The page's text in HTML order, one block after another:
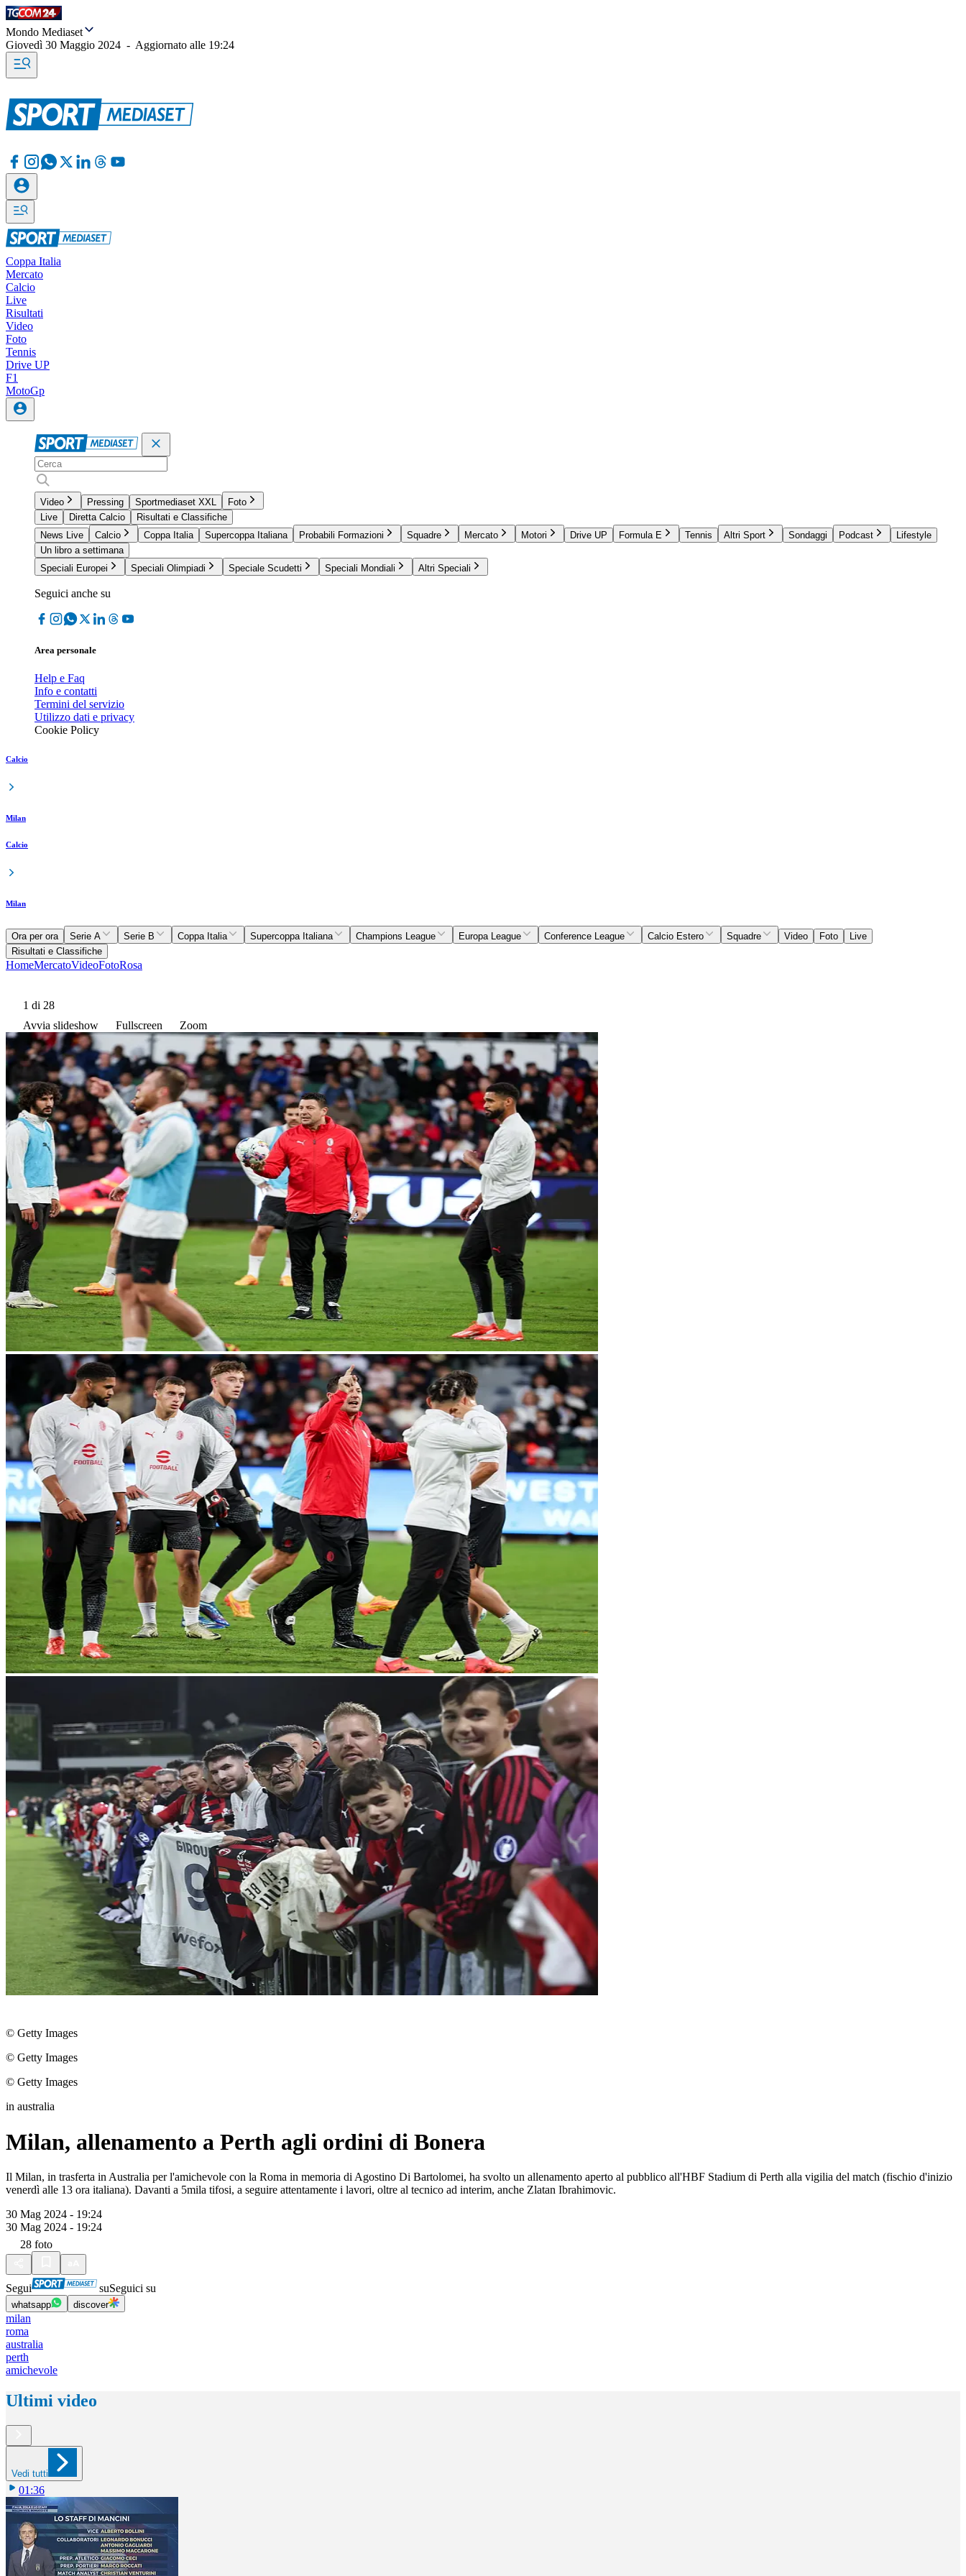
Mondo Mediaset
Giovedì 30 Maggio 2024 - Aggiornato alle 19:24
Coppa Italia
Mercato
Calcio
Live
Risultati
Video
Foto
Tennis
Drive UP
F1
MotoGp
Video Pressing Sportmediaset XXL
Foto
Live
Diretta Calcio
Risultati e Classifiche
News Live
Calcio Coppa Italia Supercoppa Italiana Probabili Formazioni Squadre Mercato Motori Drive UP Formula E Tennis Altri Sport Sondaggi Podcast
Lifestyle
Un libro a settimana
Speciali Europei
Speciali Olimpiadi Speciale Scudetti Speciali Mondiali Altri Speciali
Seguici anche su
Area personale
Help e Faq
Info e contatti
Termini del servizio
Utilizzo dati e privacy
Cookie Policy
Calcio
Milan
Calcio
Milan
Ora per ora Serie A Serie B Coppa Italia Supercoppa Italiana Champions League Europa League Conference League Calcio Estero Squadre Video Foto
Live
Risultati e Classifiche
HomeMercatoVideoFotoRosa
1 di 28
Avvia slideshow
Fullscreen Zoom
© Getty Images
© Getty Images
© Getty Images
in australia
Milan, allenamento a Perth agli ordini di Bonera
Il Milan, in trasferta in Australia per l'amichevole con la Roma in memoria di Agostino Di Bartolomei, ha svolto un allenamento aperto al pubblico all'HBF Stadium di Perth alla vigilia del match (fischio d'inizio
venerdì alle 13 ora italiana). Davanti a 5mila tifosi, a seguire attentamente i lavori, oltre al tecnico ad interim, anche Zlatan Ibrahimovic.
30 Mag 2024 - 19:24
30 Mag 2024 - 19:24
28 foto
Segui suSeguici su
whatsapp discover
milan
roma
australia
perth
amichevole
Ultimi video
Vedi tutti
01:36